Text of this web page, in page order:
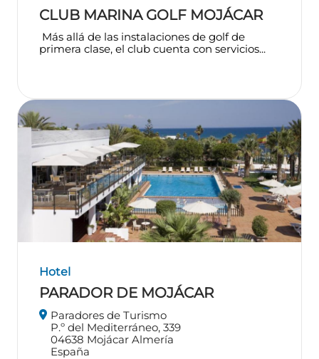
CLUB MARINA GOLF MOJÁCAR
Más allá de las instalaciones de golf de
primera clase, el club cuenta con servicios...
Hotel
PARADOR DE MOJÁCAR
Paradores de Turismo
P.º del Mediterráneo, 339
04638 Mojácar Almería
España